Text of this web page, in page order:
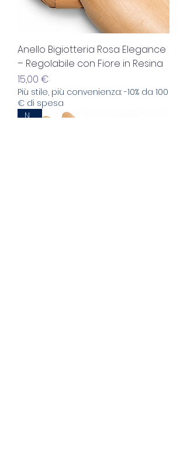
Anello Bigiotteria Rosa Elegance
– Regolabile con Fiore in Resina
Prezzo
15,00 €
Più stile, più convenienza: -10% da 100
€ di spesa
NEW